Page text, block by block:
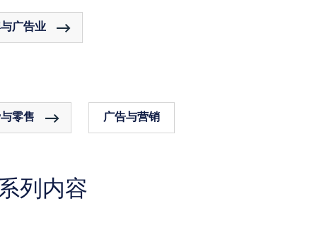
广告业
零售 广告与营销
列内容